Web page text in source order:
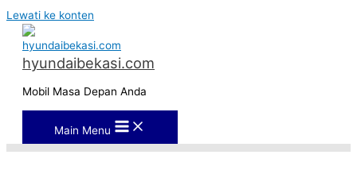
Lewati ke konten
hyundaibekasi.com
Mobil Masa Depan Anda
Main Menu